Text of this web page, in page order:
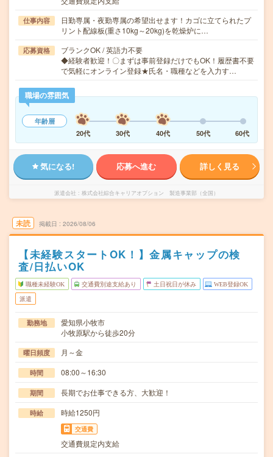
仕事内容
日勤専属・夜勤専属の希望出せます！カゴに立てられたプ
リント配線板(重さ10kg～20kg)を乾燥炉に…
応募資格
ブランクOK / 英語力不要
◆経験者歓迎！〇まずは事前登録だけでもOK！履歴書不要
で気軽にオンライン登録★氏名・職種などを入力す…
職場の雰囲気
年齢層
20代
30代 40代 50代 60代
気になる! 応募へ進む 詳しく見る
派遣会社 株式会社綜合キャリアオプション 製造事業部（全国）
未読 掲載日 2026/08/06
【未経験スタートOK！】金属キャップの検
査/日払いOK
職種未経験OK 交通費別途支給あり 土日祝日が休み WEB登録OK
派遣
勤務地
愛知県小牧市
小牧原駅から徒歩20分
曜日頻度 月～金
時間 08:00～16:30
期間 長期でお仕事できる方、大歓迎！
時給 時給1250円
交通費
交通費規定内支給